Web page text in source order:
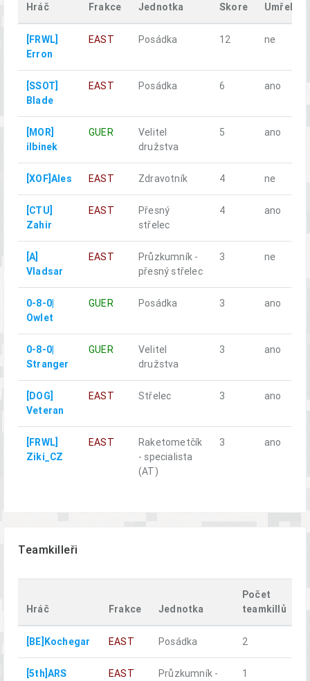
Hráč Frakce Jednotka Skore Umřel
[FRWL]
Erron
EAST Posádka 12 ne
[SSOT]
Blade
EAST Posádka 6 ano
[MOR]
ilbinek
GUER
Velitel
družstva
5 ano
[XOF]Ales EAST Zdravotník 4 ne
[CTU]
Zahir
EAST
Přesný
střelec
4 ano
[A]
Vladsar
EAST
Průzkumník -
přesný střelec
3 ne
0-8-0|
Owlet
GUER Posádka 3 ano
0-8-0|
Stranger
GUER
Velitel
družstva
3 ano
[DOG]
Veteran
EAST Střelec 3 ano
[FRWL]
Ziki_CZ
EAST
Raketometčík
- specialista
(AT)
3 ano
Teamkilleři
Hráč Frakce Jednotka
Počet
teamkillů
[BE]Kochegar EAST Posádka 2
[5th]ARS EAST
Průzkumník -
1